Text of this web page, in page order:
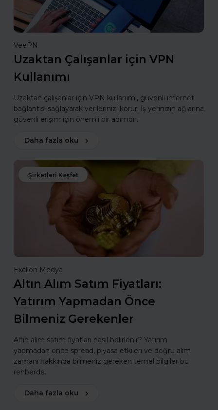
VeePN
Uzaktan Çalışanlar için VPN
Kullanımı
Uzaktan çalışanlar için VPN kullanımı, güvenli internet
bağlantısı sağlayarak verilerinizi korur. İş yerinizin ağlarına
güvenli erişim için önemli bir adımdır.
Daha fazla oku
Şirketleri Keşfet
Exclion Medya
Altın Alım Satım Fiyatları:
Yatırım Yapmadan Önce
Bilmeniz Gerekenler
Altın alım satım fiyatları nasıl belirlenir? Yatırım
yapmadan önce spread, piyasa etkileri ve doğru alım
zamanı hakkında bilmeniz gereken temel bilgiler bu
rehberde.
Daha fazla oku